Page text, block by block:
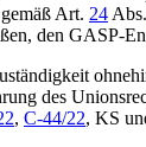
Art. 24Abs.
den GASP-
des
, C-44/22, KS